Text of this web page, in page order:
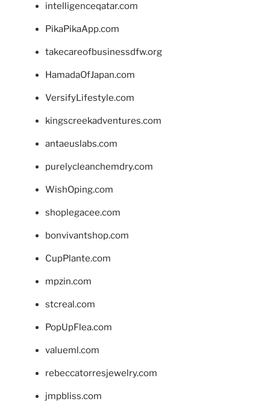
intelligenceqatar.com
PikaPikaApp.com
takecareofbusinessdfw.org
HamadaOfJapan.com
VersifyLifestyle.com
kingscreekadventures.com
antaeuslabs.com
purelycleanchemdry.com
WishOping.com
shoplegacee.com
bonvivantshop.com
CupPlante.com
mpzin.com
stcreal.com
PopUpFlea.com
valueml.com
rebeccatorresjewelry.com
jmpbliss.com